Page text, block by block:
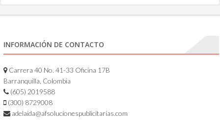
INFORMACIÓN DE CONTACTO
Carrera 40 No. 41-33 Oficina 17B
Barranquilla, Colombia
(605) 2019588
(300) 8729008
adelaida@afsolucionespublicitarias.com